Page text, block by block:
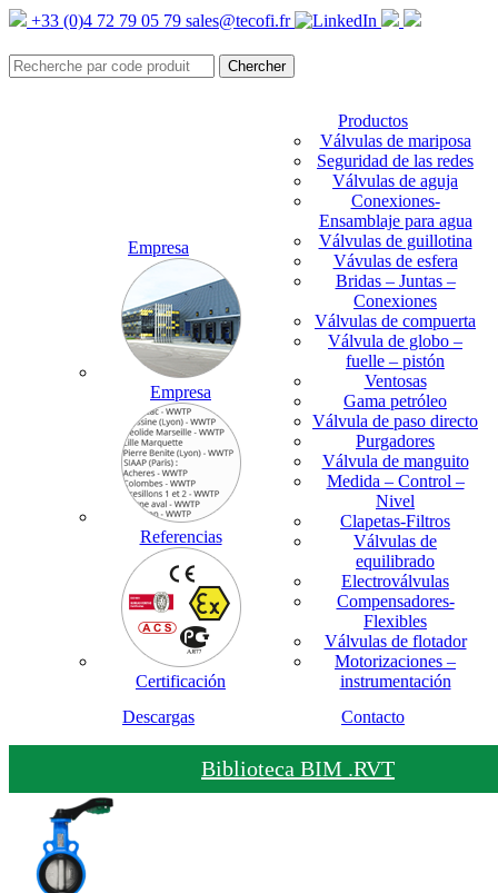
+33 (0)4 72 79 05 79 sales@tecofi.fr
Empresa
Empresa
Referencias
Certificación
Productos
Válvulas de mariposa
Seguridad de las redes
Válvulas de aguja
Conexiones-
Ensamblaje para agua
Válvulas de guillotina
Vávulas de esfera
Bridas – Juntas –
Conexiones
Válvulas de compuerta
Válvula de globo –
fuelle – pistón
Ventosas
Gama petróleo
Válvula de paso directo
Purgadores
Válvula de manguito
Medida – Control –
Nivel
Clapetas-Filtros
Válvulas de
equilibrado
Electroválvulas
Compensadores-
Flexibles
Válvulas de flotador
Motorizaciones –
instrumentación
Descargas
Contacto
Biblioteca BIM .RVT